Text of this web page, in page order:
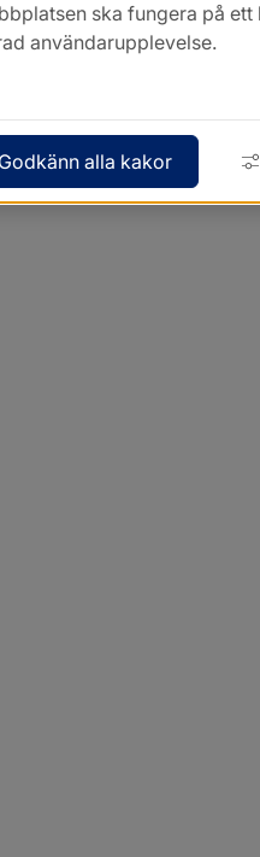
ska fungera på
användarupplevelse.
Godkänn alla kakor